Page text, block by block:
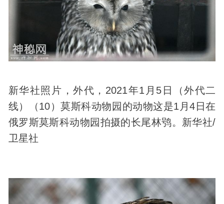
新华社照片，外代，2021年1月5日（外代二
线）（10）莫斯科动物园的动物这是1月4日在
俄罗斯莫斯科动物园拍摄的长尾林鸮。新华社/
卫星社